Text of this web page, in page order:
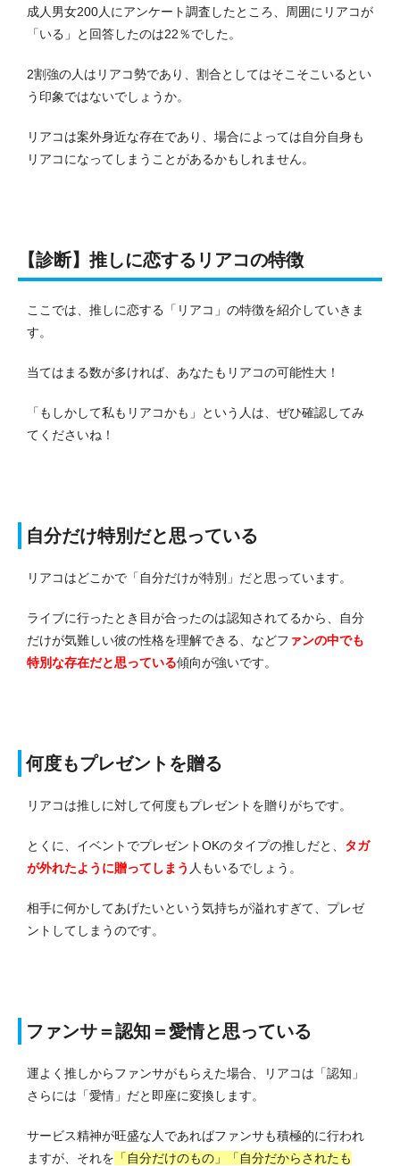
成人男女200人にアンケート調査したところ、周囲にリアコが
「いる」と回答したのは22％でした。
2割強の人はリアコ勢であり、割合としてはそこそこいるとい
う印象ではないでしょうか。
リアコは案外身近な存在であり、場合によっては自分自身も
リアコになってしまうことがあるかもしれません。
【診断】推しに恋するリアコの特徴
ここでは、推しに恋する「リアコ」の特徴を紹介していきま
す。
当てはまる数が多ければ、あなたもリアコの可能性大！
「もしかして私もリアコかも」という人は、ぜひ確認してみ
てくださいね！
自分だけ特別だと思っている
リアコはどこかで「自分だけが特別」だと思っています。
ライブに行ったとき目が合ったのは認知されてるから、自分
だけが気難しい彼の性格を理解できる、などフ ァンの中でも
特別な存在だと思っている傾向が強いです。
何度もプレゼントを贈る
リアコは推しに対して何度もプレゼントを贈りがちです。
とくに、イベントでプレゼントOKのタイプの推しだと、 タガ
が外れたように贈ってしまう 人もいるでしょう。
相手に何かしてあげたいという気持ちが溢れすぎて、プレゼ
ントしてしまうのです。
ファンサ＝認知＝愛情と思っている
運よく推しからファンサがもらえた場合、リアコは「認知」
さらには「愛情」だと即座に変換します。
サービス精神が旺盛な人であればファンサも積極的に行われ
ますが、それを 「自分だけのもの」「自分だからされたも